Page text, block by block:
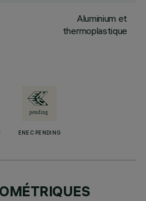
Aluminium et
thermoplastique
ENEC PENDING